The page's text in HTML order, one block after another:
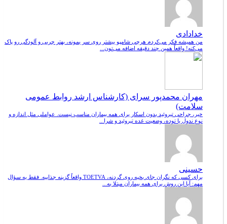
خدادادی
من همیشه فکر می‌کردم هرچی شامپو بیشتر روی سر بمونه، بهتر چربی و آلودگی رو پاک
می‌کنه! واقعاً همین چند دقیقه اضافه می‌تون...
مهران محمدپور سرای (کارشناس ارشد روابط عمومی
سلامت)
خیر، جراحی تیروئید بدون اسکار برای همه بیماران مناسب نیست. عواملی مثل اندازه و
نوع ندول یا توده، وضعیت غده تیروئید و شرا...
حسینی
برای کسی که نگران جای بخیه روی گردنه، TOETVA واقعاً گزینه جذابیه. فقط یه سؤال
مهم: آیا این روش برای همه بیماران مبتلا به...